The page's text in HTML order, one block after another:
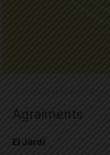
Agraïments
El Jardí